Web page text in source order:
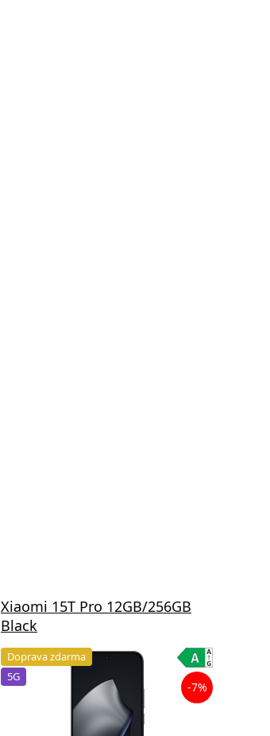
Xiaomi 15T Pro 12GB/256GB
Black
Doprava zdarma
5G
-7%